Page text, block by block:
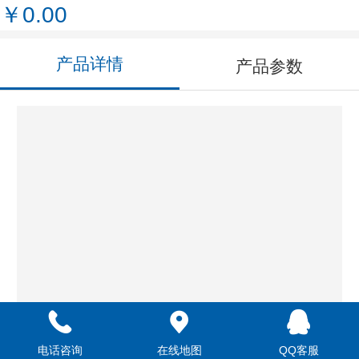
￥0.00
产品详情 产品参数
电话咨询 在线地图 QQ客服